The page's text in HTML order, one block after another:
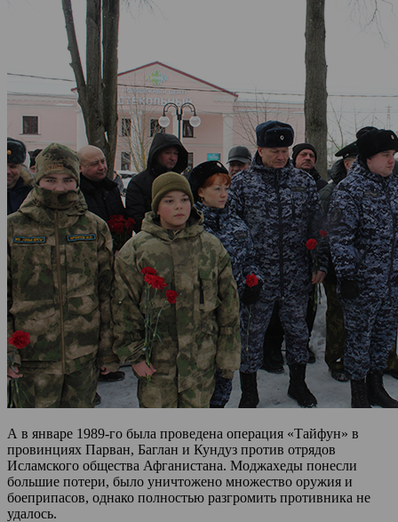
А в январе 1989-го была проведена операция «Тайфун» в
провинциях Парван, Баглан и Кундуз против отрядов
Исламского общества Афганистана. Моджахеды понесли
большие потери, было уничтожено множество оружия и
боеприпасов, однако полностью разгромить противника не
удалось.